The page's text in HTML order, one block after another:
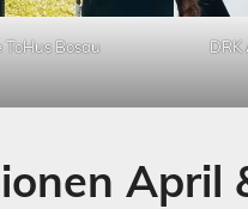
ToHus Bosau DRK
April